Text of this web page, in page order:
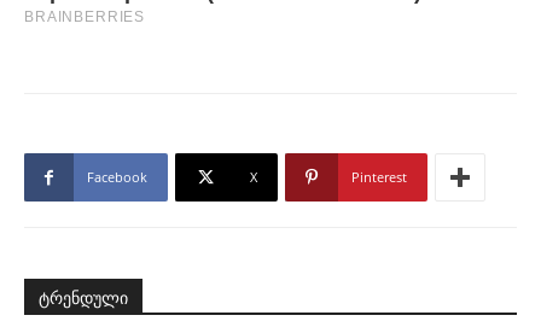
Facebook X Pinterest
ტრენდული